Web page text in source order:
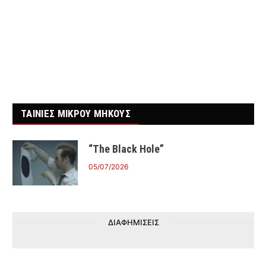
ΤΑΙΝΙΕΣ ΜΙΚΡΟΥ ΜΗΚΟΥΣ
“The Black Hole”
05/07/2026
ΔΙΑΦΗΜΙΣΕΙΣ